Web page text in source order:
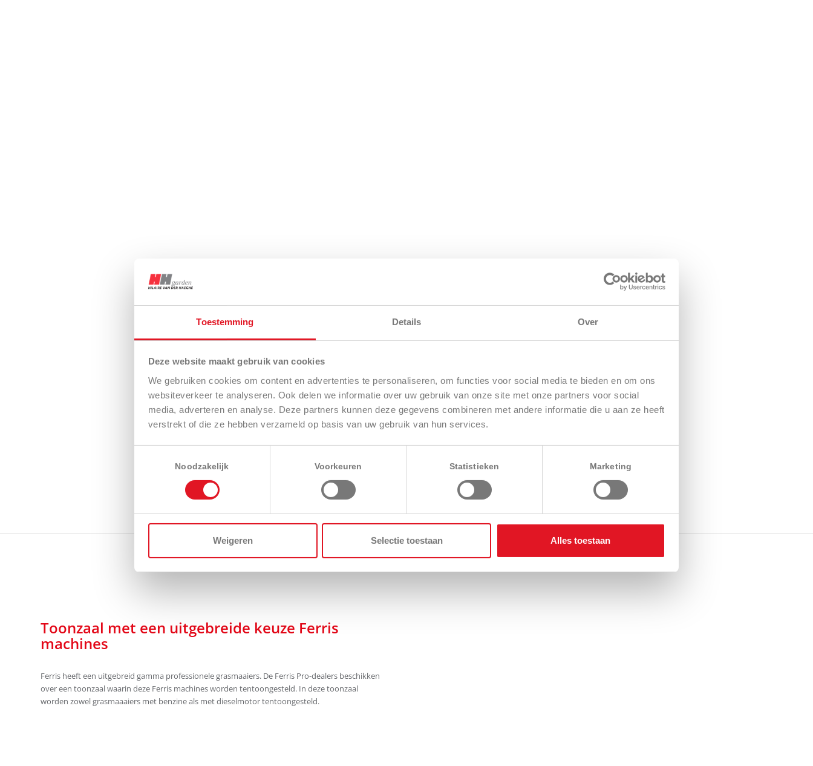
Toestemming Details Over
Deze website maakt gebruik van cookies
We gebruiken cookies om content en advertenties te personaliseren, om functies voor social media te bieden en om ons
websiteverkeer te analyseren. Ook delen we informatie over uw gebruik van onze site met onze partners voor social
media, adverteren en analyse. Deze partners kunnen deze gegevens combineren met andere informatie die u aan ze heeft
verstrekt of die ze hebben verzameld op basis van uw gebruik van hun services.
Noodzakelijk Voorkeuren Statistieken Marketing
Weigeren Selectie toestaan Alles toestaan
Toonzaal met een uitgebreide keuze Ferris
machines
Ferris heeft een uitgebreid gamma professionele grasmaaiers. De Ferris Pro-dealers beschikken
over een toonzaal waarin deze Ferris machines worden tentoongesteld. In deze toonzaal
worden zowel grasmaaaiers met benzine als met dieselmotor tentoongesteld.